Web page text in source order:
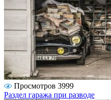
Просмотров 3999
Раздел гаража при разводе